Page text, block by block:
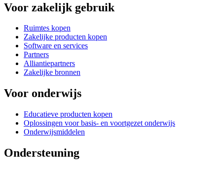
Voor zakelijk gebruik
Ruimtes kopen
Zakelijke producten kopen
Software en services
Partners
Alliantiepartners
Zakelijke bronnen
Voor onderwijs
Educatieve producten kopen
Oplossingen voor basis- en voortgezet onderwijs
Onderwijsmiddelen
Ondersteuning